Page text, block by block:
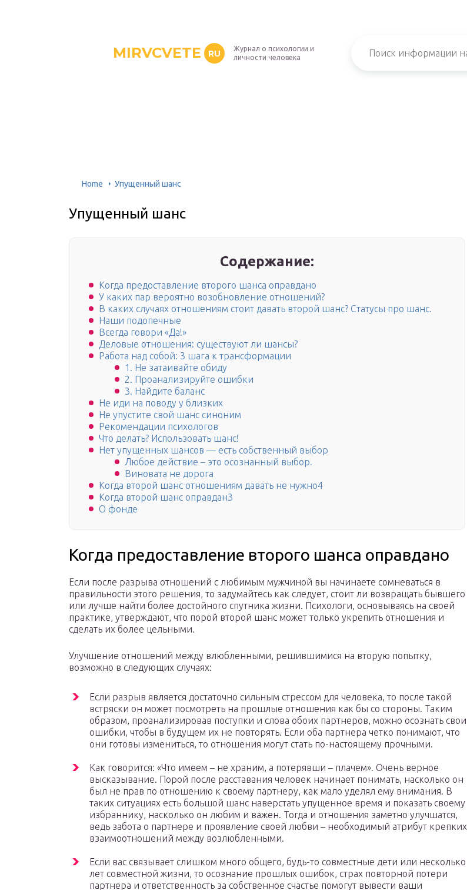
MIRVCVETE RU
Журнал о психологии и
личности человека
Home Упущенный шанс
Упущенный шанс
Содержание:
Когда предоставление второго шанса оправдано
У каких пар вероятно возобновление отношений?
В каких случаях отношениям стоит давать второй шанс? Статусы про шанс.
Наши подопечные
Всегда говори «Да!»
Деловые отношения: существуют ли шансы?
Работа над собой: 3 шага к трансформации
1. Не затаивайте обиду
2. Проанализируйте ошибки
3. Найдите баланс
Не иди на поводу у близких
Не упустите свой шанс синоним
Рекомендации психологов
Что делать? Использовать шанс!
Нет упущенных шансов — есть собственный выбор
Любое действие – это осознанный выбор.
Виновата не дорога
Когда второй шанс отношениям давать не нужно4
Когда второй шанс оправдан3
О фонде
Когда предоставление второго шанса оправдано
Если после разрыва отношений с любимым мужчиной вы начинаете сомневаться в
правильности этого решения, то задумайтесь как следует, стоит ли возвращать бывшего
или лучше найти более достойного спутника жизни. Психологи, основываясь на своей
практике, утверждают, что порой второй шанс может только укрепить отношения и
сделать их более цельными.
Улучшение отношений между влюбленными, решившимися на вторую попытку,
возможно в следующих случаях:
Если разрыв является достаточно сильным стрессом для человека, то после такой
встряски он может посмотреть на прошлые отношения как бы со стороны. Таким
образом, проанализировав поступки и слова обоих партнеров, можно осознать свои
ошибки, чтобы в будущем их не повторять. Если оба партнера четко понимают, что
они готовы измениться, то отношения могут стать по-настоящему прочными.
Как говорится: «Что имеем – не храним, а потерявши – плачем». Очень верное
высказывание. Порой после расставания человек начинает понимать, насколько он
был не прав по отношению к своему партнеру, как мало уделял ему внимания. В
таких ситуациях есть большой шанс наверстать упущенное время и показать своему
избраннику, насколько он любим и важен. Тогда и отношения заметно улучшатся,
ведь забота о партнере и проявление своей любви – необходимый атрибут крепких
взаимоотношений между возлюбленными.
Если вас связывает слишком много общего, будь-то совместные дети или несколько
лет совместной жизни, то осознание прошлых ошибок, страх повторной потери
партнера и ответственность за собственное счастье помогут вывести ваши